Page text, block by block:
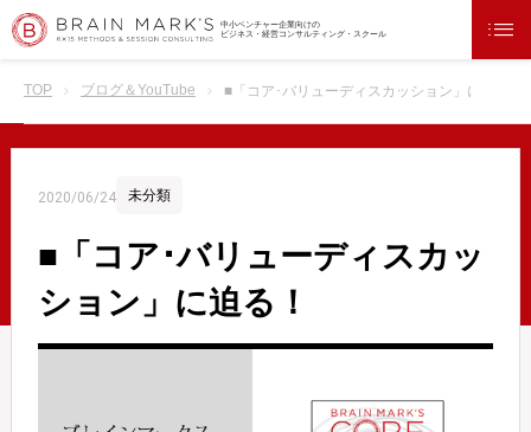
中小ベンチャー企業向けの
ビジネス・経営コンサルティング・スクール
TOP ブログ＆YouTube ■「コア･バリューディスカッション」に迫る！
2020/06/24 未分類
■「コア･バリューディスカッ
ション」に迫る！